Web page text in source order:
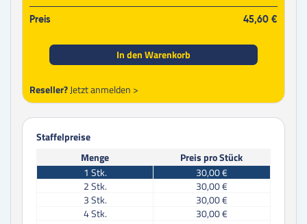
Preis 45,60 €
In den Warenkorb
Reseller?Jetzt anmelden >
Staffelpreise
Menge
Preis pro Stück
1 Stk.
30,00 €
2Stk.
30,00 €
3Stk.
30,00 €
4Stk.
30,00 €